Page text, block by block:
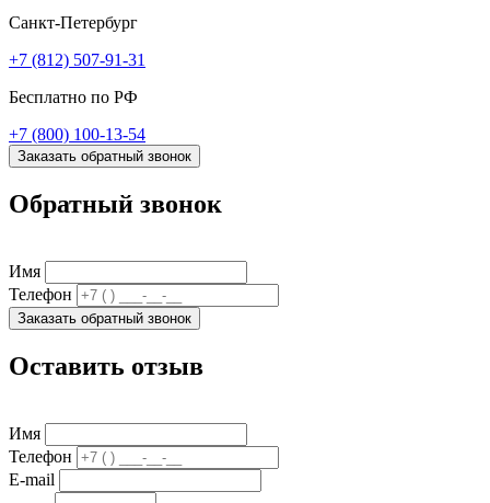
Санкт-Петербург
+7 (812) 507-91-31
Бесплатно по РФ
+7 (800) 100-13-54
Заказать обратный звонок
Обратный звонок
Имя
Телефон
Заказать обратный звонок
Оставить отзыв
Имя
Телефон
E-mail